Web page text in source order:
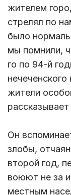
жителем
стрелял по
было
мы помнили,
го по 94-й
жители
Он
злобы,
второй год,
воюют не за
местным